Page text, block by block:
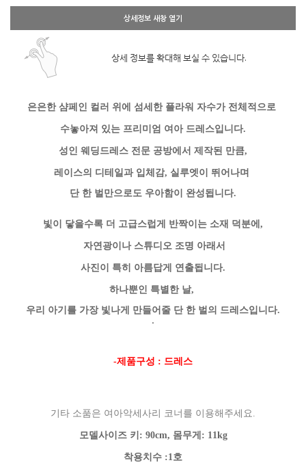
상세정보 새창 열기
상세 정보를 확대해 보실 수 있습니다.
은은한 샴페인 컬러 위에 섬세한 플라워 자수가 전체적으로
수놓아져 있는 프리미엄 여아 드레스입니다.
성인 웨딩드레스 전문 공방에서 제작된 만큼,
레이스의 디테일과 입체감, 실루엣이 뛰어나며
단 한 벌만으로도 우아함이 완성됩니다.
빛이 닿을수록 더 고급스럽게 반짝이는 소재 덕분에,
자연광이나 스튜디오 조명 아래서
사진이 특히 아름답게 연출됩니다.
하나뿐인 특별한 날,
우리 아기를 가장 빛나게 만들어줄 단 한 벌의 드레스입니다.
.
-제품구성 : 드레스
기타 소품은 여아악세사리 코너를 이용해주세요.
모델사이즈 키: 90cm, 몸무게: 11kg
착용치수 :1호